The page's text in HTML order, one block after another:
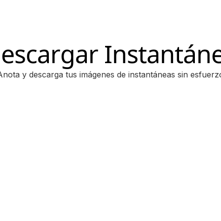
y descarga tus imágenes de instantáneas sin